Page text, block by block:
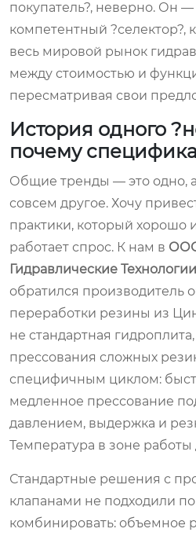
покупатель?, неверно. Он
компетентный ?селектор?,
весь мировой рынок
между стоимостью и
пересматривая свои
История одного
почему
Общие тренды — это одно,
совсем другое. Хочу
практики, который хорошо
работает спрос. К нам в
Гидравлические
обратился производитель
переработки резины из
не стандартная
прессования сложных
специфичным циклом:
медленное прессование
давлением, выдержка и
Температура в зоне работы
Стандартные решения с
клапанами не подходили
комбинировать: объемное